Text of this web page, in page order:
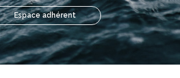
Espace adhérent